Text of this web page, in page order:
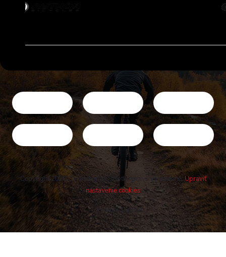
Vytvoril Shoptet
Copyright 2026 Cykloshop.sk. Všetky práva vyhradené.Upraviť
nastavenie cookies